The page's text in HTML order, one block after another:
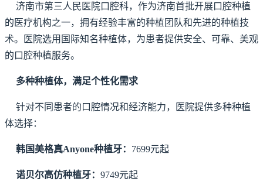
济南市第三人民医院口腔科，作为济南首批开展口腔种植
的医疗机构之一，拥有经验丰富的种植团队和先进的种植技
术。医院选用国际知名种植体，为患者提供安全、可靠、美观
的口腔种植服务。
多种种植体，满足个性化需求
针对不同患者的口腔情况和经济能力，医院提供多种种植
体选择：
韩国美格真Anyone种植牙： 7699元起
诺贝尔高仿种植牙：9749元起